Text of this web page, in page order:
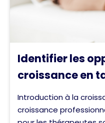
Identifier les
croissance en
Introduction à la
croissance